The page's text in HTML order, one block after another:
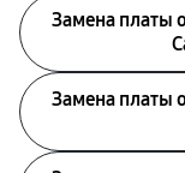
Замена платы
Замена платы